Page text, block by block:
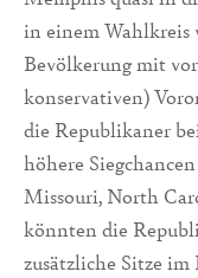
in einem Wahlkreis
Bevölkerung mit
konservativen)
die Republikaner
höhere
Missouri, North
könnten die
zusätzliche Sitze